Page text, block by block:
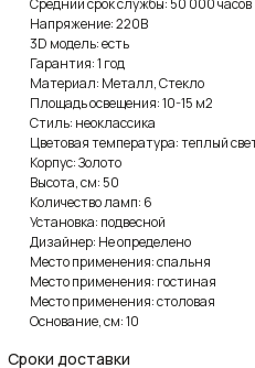
Напряжение: 220В
3D модель: есть
Гарантия: 1 год
Материал: Металл, Стекло
Площадь освещения: 10-15 м2
Стиль: неоклассика
Цветовая температура: теплый
Корпус: Золото
Высота, см: 50
Количество ламп: 6
Установка: подвесной
Дизайнер: Не определено
Место применения: спальня
Место применения: гостиная
Место применения: столовая
Основание, см: 10
Сроки доставки